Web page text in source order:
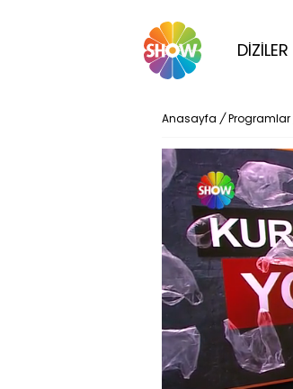
DİZİLER
Anasayfa / Programlar